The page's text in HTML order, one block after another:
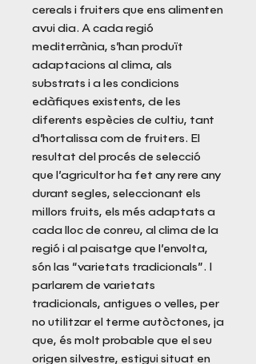
cereals i fruiters que ens alimenten
avui dia. A cada regió
mediterrània, s’han produït
adaptacions al clima, als
substrats i a les condicions
edàfiques existents, de les
diferents espècies de cultiu, tant
d’hortalissa com de fruiters. El
resultat del procés de selecció
que l’agricultor ha fet any rere any
durant segles, seleccionant els
millors fruits, els més adaptats a
cada lloc de conreu, al clima de la
regió i al paisatge que l’envolta,
són las “varietats tradicionals”. I
parlarem de varietats
tradicionals, antigues o velles, per
no utilitzar el terme autòctones, ja
que, és molt probable que el seu
origen silvestre, estigui situat en